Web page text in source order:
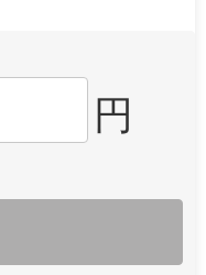
円